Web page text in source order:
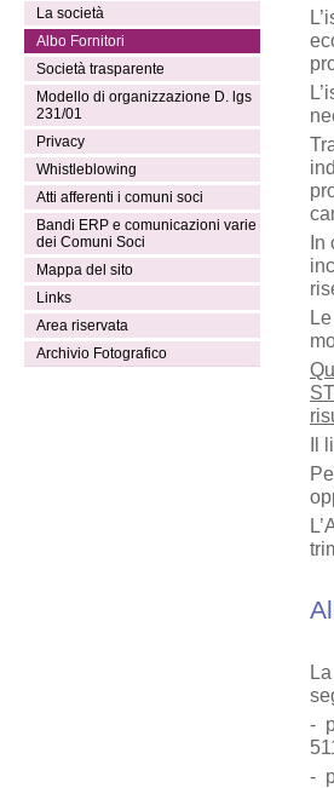
La società
Albo Fornitori
Società trasparente
Modello di organizzazione D. lgs
231/01
Privacy
Whistleblowing
Atti afferenti i comuni soci
Bandi ERP e comunicazioni varie
dei Comuni Soci
Mappa del sito
Links
Area riservata
Archivio Fotografico
In
Il
-
-